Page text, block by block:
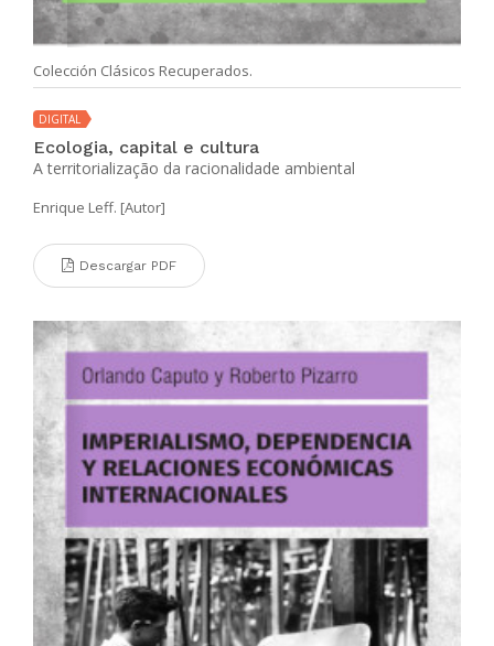
Colección Clásicos Recuperados.
DIGITAL
Ecologia, capital e cultura
A territorialização da racionalidade ambiental
Enrique Leff. [Autor]
Descargar PDF